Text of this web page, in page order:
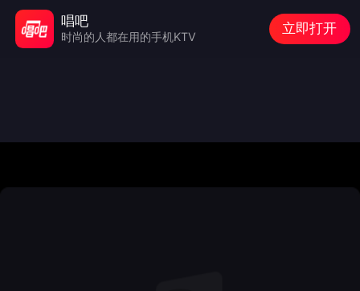
唱吧
时尚的人都在用的手机KTV
立即打开